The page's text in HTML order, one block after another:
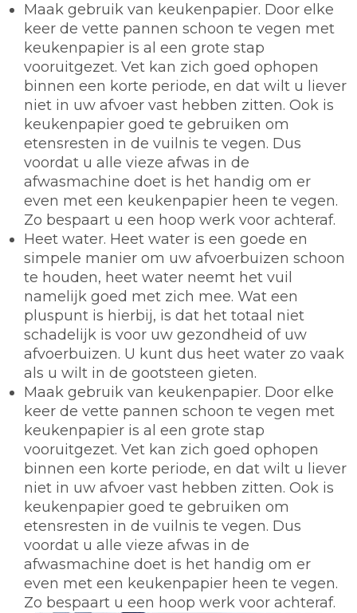
Maak gebruik van keukenpapier. Door elke
keer de vette pannen schoon te vegen met
keukenpapier is al een grote stap
vooruitgezet. Vet kan zich goed ophopen
binnen een korte periode, en dat wilt u liever
niet in uw afvoer vast hebben zitten. Ook is
keukenpapier goed te gebruiken om
etensresten in de vuilnis te vegen. Dus
voordat u alle vieze afwas in de
afwasmachine doet is het handig om er
even met een keukenpapier heen te vegen.
Zo bespaart u een hoop werk voor achteraf.
Heet water. Heet water is een goede en
simpele manier om uw afvoerbuizen schoon
te houden, heet water neemt het vuil
namelijk goed met zich mee. Wat een
pluspunt is hierbij, is dat het totaal niet
schadelijk is voor uw gezondheid of uw
afvoerbuizen. U kunt dus heet water zo vaak
als u wilt in de gootsteen gieten.
Maak gebruik van keukenpapier. Door elke
keer de vette pannen schoon te vegen met
keukenpapier is al een grote stap
vooruitgezet. Vet kan zich goed ophopen
binnen een korte periode, en dat wilt u liever
niet in uw afvoer vast hebben zitten. Ook is
keukenpapier goed te gebruiken om
etensresten in de vuilnis te vegen. Dus
voordat u alle vieze afwas in de
afwasmachine doet is het handig om er
even met een keukenpapier heen te vegen.
Zo bespaart u een hoop werk voor achteraf.